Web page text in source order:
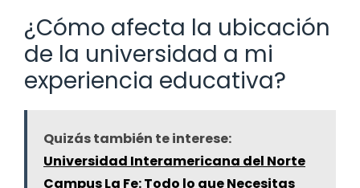
¿Cómo afecta la ubicación
de la universidad a mi
experiencia educativa?
Quizás también te interese:
Universidad Interamericana del Norte
Campus La Fe: Todo lo que Necesitas